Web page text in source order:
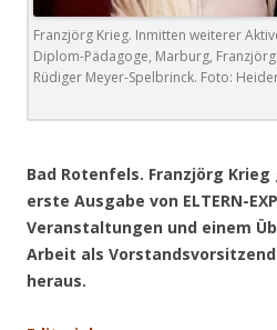
Franzjörg Krieg. Inmitten weiterer
Diplom-Pädagoge, Marburg,
Rüdiger Meyer-Spelbrinck. Foto:
Bad Rotenfels. Franzjörg Krieg
erste Ausgabe von ELTERN-
Veranstaltungen und einem
Arbeit als
heraus.